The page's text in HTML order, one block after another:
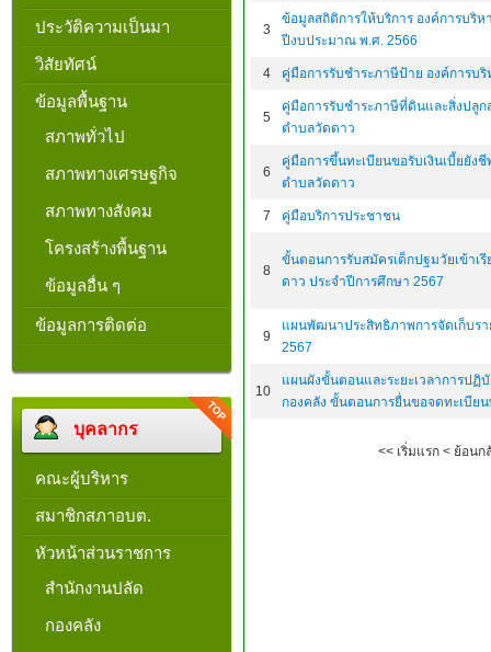
ประวัติความเป็นมา
วิสัยทัศน์
ข้อมูลพื้นฐาน
สภาพทั่วไป
สภาพทางเศรษฐกิจ
สภาพทางสังคม
โครงสร้างพื้นฐาน
ข้อมูลอื่น ๆ
ข้อมูลการติดต่อ
บุคลากร
คณะผู้บริหาร
สมาชิกสภาอบต.
หัวหน้าส่วนราชการ
สำนักงานปลัด
กองคลัง
3
ข้อมูลสถิติการให้บริการ องค์การบริ
ปีงบประมาณ พ.ศ. 2566
4 คู่มือการรับชำระภาษีป้าย องค์การบ
5
คู่มือการรับชำระภาษีที่ดินและสิ่งปลูก
ตำบลวัดดาว
6
คู่มือการขึ้นทะเบียนขอรับเงินเบี้ยยัง
ตำบลวัดดาว
7 คู่มือบริการประชาชน
8
ขั้นตอนการรับสมัครเด็กปฐมวัยเข้าเ
ดาว ประจำปีการศึกษา 2567
9
แผนพัฒนาประสิทธิภาพการจัดเก็บร
2567
10
แผนผังขั้นตอนและระยะเวลาการปฏิ
กองคลัง ขั้นตอนการยื่นขอจดทะเบีย
<< เริ่มแรก< ย้อนก